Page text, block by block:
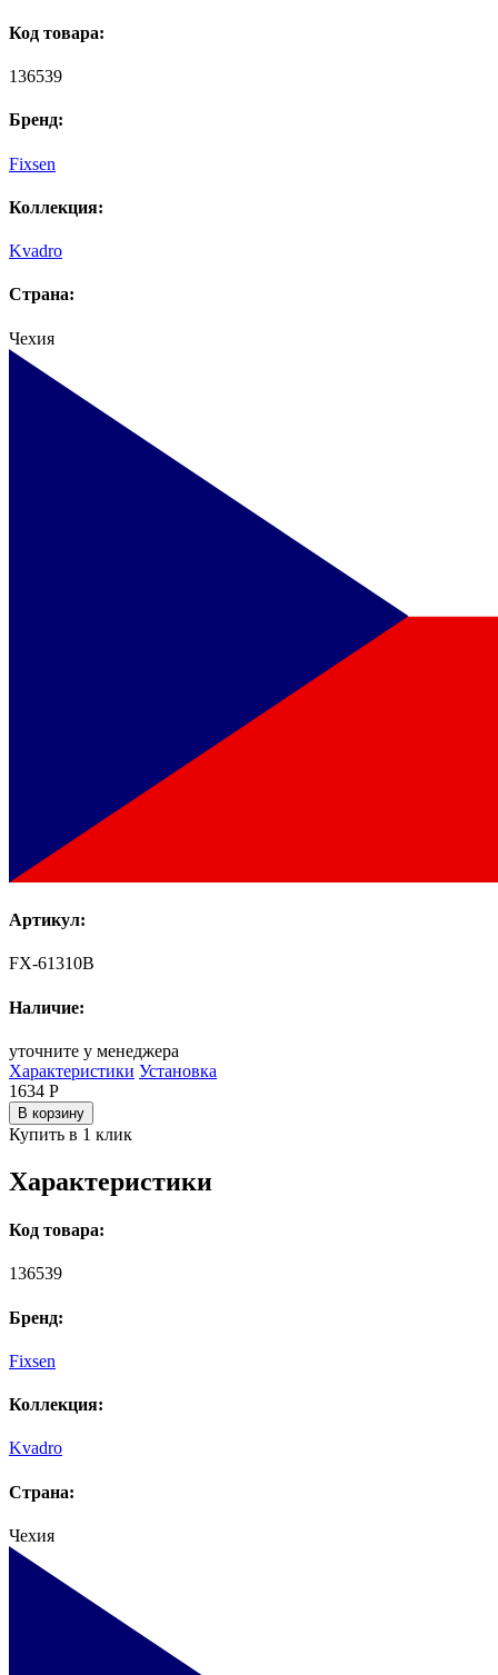
Код товара:
136539
Бренд:
Fixsen
Коллекция:
Kvadro
Страна:
Чехия
Артикул:
FX-61310B
Наличие:
уточните у менеджера
Характеристики Установка
1634 Р
В корзину
Купить в 1 клик
Характеристики
Код товара:
136539
Бренд:
Fixsen
Коллекция:
Kvadro
Страна:
Чехия